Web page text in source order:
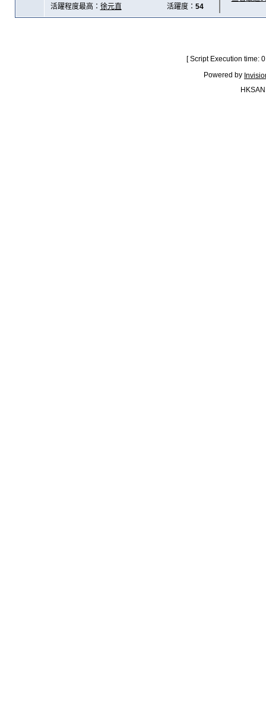
活躍程度最高： 徐元直 活躍度： 54
[ Script Execution time:
Powered by